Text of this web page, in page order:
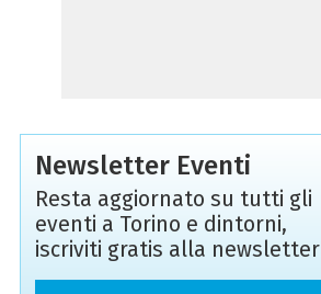
Newsletter Eventi
Resta aggiornato su tutti gli
eventi a Torino e dintorni,
iscriviti gratis alla newsletter